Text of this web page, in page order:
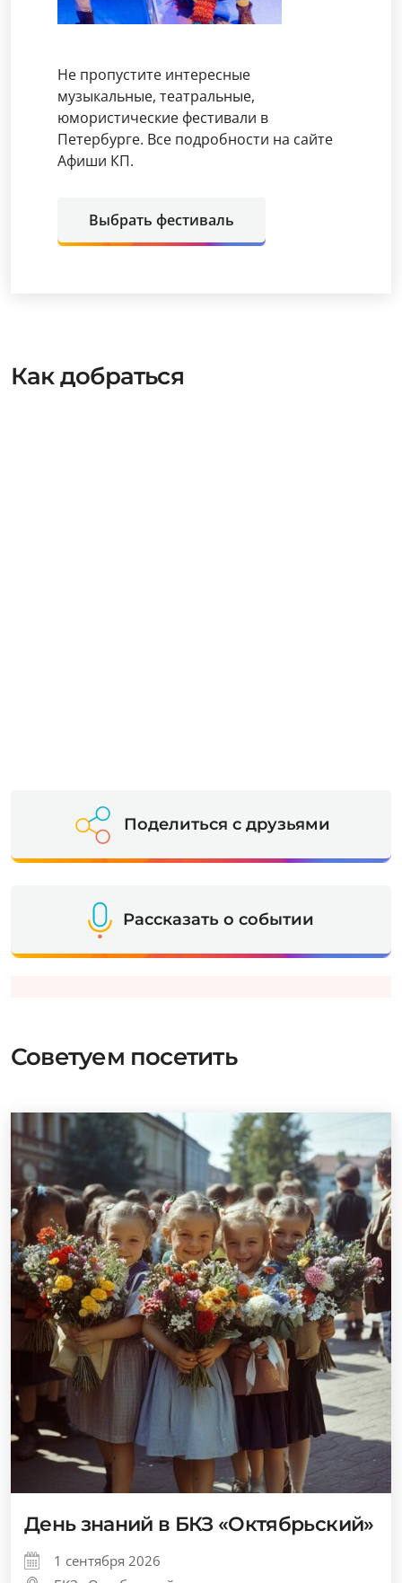
Не пропустите интересные
музыкальные, театральные,
юмористические фестивали в
Петербурге. Все подробности на сайте
Афиши КП.
Выбрать фестиваль
Как добраться
Поделиться с друзьями
Рассказать о событии
Советуем посетить
День знаний в БКЗ «Октябрьский»
1 сентября 2026